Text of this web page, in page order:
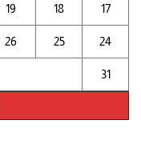
17
18
19
24
25
26
31